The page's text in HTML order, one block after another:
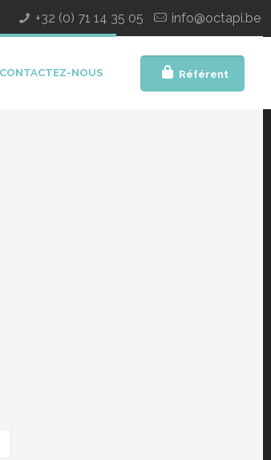
+32 (0) 71 14 35 05 info@octapi.be
CONTACTEZ-NOUS Référent